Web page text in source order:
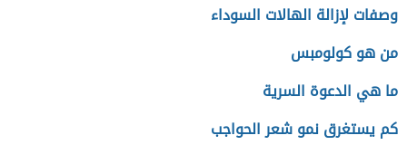
وصفات لإزالة الهالات السوداء
من هو كولومبس
ما هي الدعوة السرية
كم يستغرق نمو شعر الحواجب